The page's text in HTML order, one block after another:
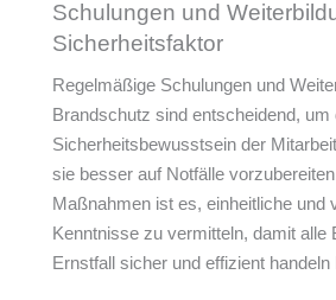
Schulungen und
Sicherheitsfaktor
Regelmäßige Schulungen und
Brandschutz sind entscheidend, um
Sicherheitsbewusstsein der
sie besser auf Notfälle
Maßnahmen ist es, einheitliche und
Kenntnisse zu vermitteln, damit alle
Ernstfall sicher und effizient handeln